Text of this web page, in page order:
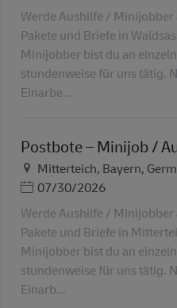
Werde Aushilfe / Minijobber
Pakete und Briefe in
Minijobber bist du an
stundenweise für uns tätig.
Einarbe...
Postbote – Minijob /
Τοποθεσία
Mitterteich, Bayern,
Ημερομηνία Ανάρτησης
07/30/2026
Werde Aushilfe / Minijobber
Pakete und Briefe in
Minijobber bist du an
stundenweise für uns tätig.
Einarb...